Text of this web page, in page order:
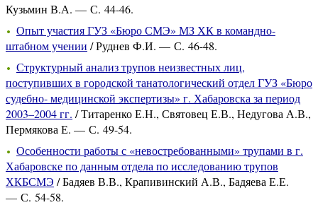
Кузьмин В.А. — С. 44-46.
Опыт участия ГУЗ «Бюро СМЭ» МЗ ХК в командно-
штабном учении / Руднев Ф.И. — С. 46-48.
Структурный анализ трупов неизвестных лиц,
поступивших в городской танатологический отдел ГУЗ «Бюро
судебно- медицинской экспертизы» г. Хабаровска за период
2003–2004 гг. / Титаренко Е.Н., Святовец Е.В., Недугова А.В.,
Пермякова Е. — С. 49-54.
Особенности работы с «невостребованными» трупами в г.
Хабаровске по данным отдела по исследованию трупов
ХКБСМЭ / Бадяев В.В., Крапивинский А.В., Бадяева Е.Е.
— С. 54-58.